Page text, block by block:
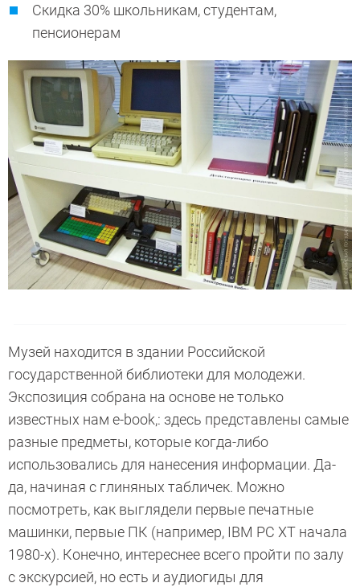
Скидка 30% школьникам, студентам,
пенсионерам
Музей находится в здании Российской
государственной библиотеки для молодежи.
Экспозиция собрана на основе не только
известных нам e-book,: здесь представлены самые
разные предметы, которые когда-либо
использовались для нанесения информации. Да-
да, начиная с глиняных табличек. Можно
посмотреть, как выглядели первые печатные
машинки, первые ПК (например, IBM PC XT начала
1980-х). Конечно, интереснее всего пройти по залу
с экскурсией, но есть и аудиогиды для